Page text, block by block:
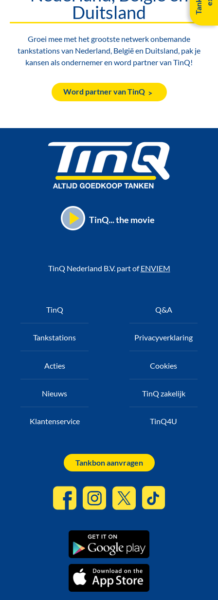
Duitsland
Groei mee met het grootste netwerk onbemande
tankstations van Nederland, België en Duitsland, pak je
kansen als ondernemer en word partner van TinQ!
Word partner van TinQ
TinQ... the movie
TinQ Nederland B.V. part ofENVIEM
TinQ
Tankstations
Acties
Nieuws
Klantenservice
Q&A
Privacyverklaring
Cookies
TinQ zakelijk
TinQ4U
Tankbon aanvragen